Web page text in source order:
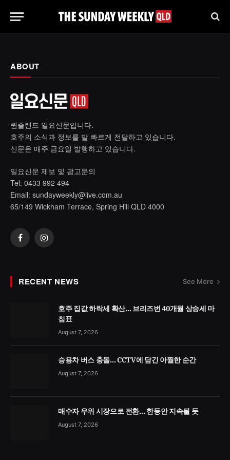
ABOUT
퀸즐랜드 일요신문입니다.
호주의 소식과 정보를 발 빠르게 전달하고 있습니다.
신문은 매주 금요일 발행하고 있습니다.
일요신문 제보 및 광고문의
Tel: 0433 992 494
Email: sundayweekly@live.com.au
65/149 Wickham Terrace, Spring Hill QLD 4000
FacebookInstagram
RECENT NEWS See More
호주 집값 하락세 확산… 브리즈번 40개월 상승세 마
침표
August 7, 2026
승용차 버스 충돌… CCTV에 담긴 아찔한 순간
August 7, 2026
매수자 우위 시장으로 전환… 한동안 지속될 듯
August 7, 2026